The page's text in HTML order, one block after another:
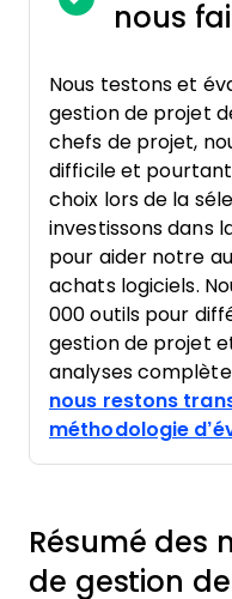
nous
Nous testons et
gestion de projet
chefs de projet,
difficile et
choix lors de la
investissons dans
pour aider notre
achats logiciels.
000 outils pour
gestion de projet
analyses
nous restons
méthodologie
Résumé des
de gestion